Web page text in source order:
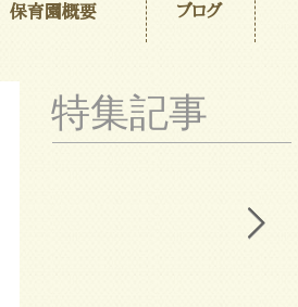
保育園概要 ブログ
特集記事